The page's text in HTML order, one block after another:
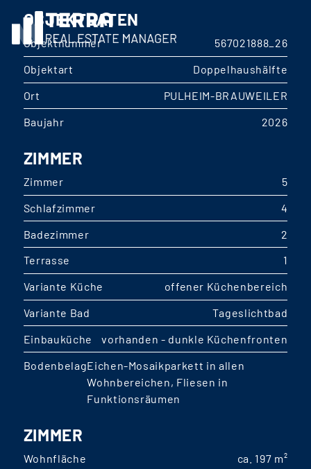
OBJEKTDATEN
Objektnummer
567021888_26
Objektart
Doppelhaushälfte
Ort
PULHEIM-BRAUWEILER
Baujahr
2026
ZIMMER
Zimmer
5
Schlafzimmer
4
Badezimmer
2
Terrasse
1
Variante Küche
offener Küchenbereich
Variante Bad
Tageslichtbad
Einbauküche
vorhanden - dunkle Küchenfronten
BodenbelagEichen-Mosaikparkett in allen
Wohnbereichen, Fliesen in
Funktionsräumen
ZIMMER
Wohnfläche ca. 197 m²